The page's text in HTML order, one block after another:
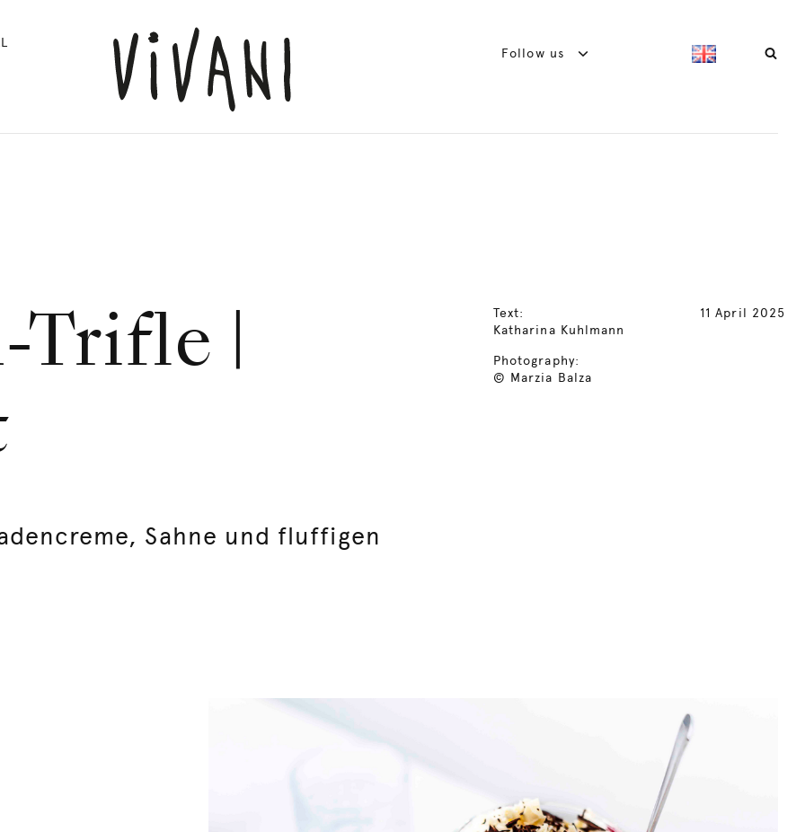
Follow us
Trifle |
Sahne und fluffigen
Text:
Katharina Kuhlmann
Photography:
© Marzia Balza
11 April 2025